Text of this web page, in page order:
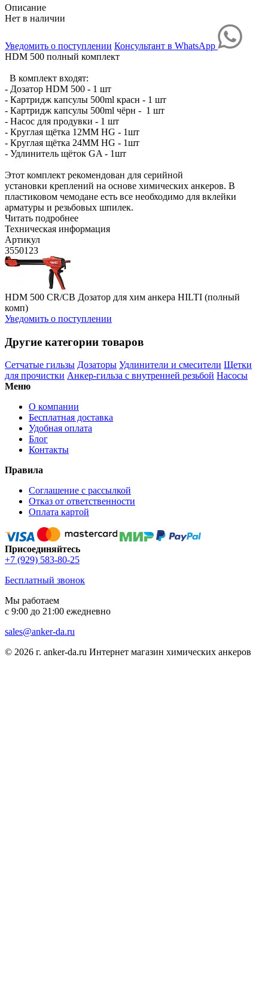
Описание
Нет в наличии
Уведомить о поступлении Консультант в WhatsApp
HDM 500 полный комплект
В комплект входят:
- Дозатор HDM 500 - 1 шт
- Картридж капсулы 500ml красн - 1 шт
- Картридж капсулы 500ml чёрн - 1 шт
- Насос для продувки - 1 шт
- Круглая щётка 12MM HG - 1шт
- Круглая щётка 24MM HG - 1шт
- Удлинитель щёток GA - 1шт
Этот комплект рекомендован для серийной
установки креплений на основе химических анкеров. В
пластиковом чемодане есть все необходимо для вклейки
арматуры и резьбовых шпилек.
Читать подробнее
Техническая информация
Артикул
3550123
HDM 500 CR/CB Дозатор для хим анкера HILTI (полный
комп)
Уведомить о поступлении
Другие категории товаров
Сетчатые гильзы Дозаторы Удлинители и смесители Щетки
для прочистки Анкер-гильза с внутренней резьбой Насосы
Меню
О компании
Бесплатная доставка
Удобная оплата
Блог
Контакты
Правила
Соглашение с рассылкой
Отказ от ответственности
Оплата картой
Присоединяйтесь
+7 (929) 583-80-25
Бесплатный звонок
Мы работаем
с 9:00 до 21:00 ежедневно
sales@anker-da.ru
© 2026 г. anker-da.ru Интернет магазин химических анкеров